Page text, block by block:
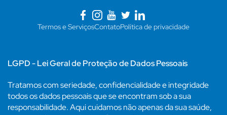
Termos e ServiçosContatoPolítica de privacidade
LGPD - Lei Geral de Proteção de Dados Pessoais
Tratamos com seriedade, confidencialidade e integridade
todos os dados pessoais que se encontram sob a sua
responsabilidade. Aqui cuidamos não apenas da sua saúde,